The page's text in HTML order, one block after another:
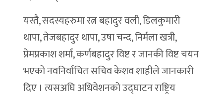
यस्तै, सदस्यहरुमा रत्न बहादुर वली, डिलकुमारी
थापा, तेजबहादुर थापा, उषा चन्द, निर्मला खत्री,
प्रेमप्रकाश शर्मा, कर्णबहादुर विष्ट र जानकी विष्ट चयन
भएको नवनिर्वाचित सचिव केशव शाहीले जानकारी
दिए । त्यसअघि अधिवेशनको उद्घाटन राष्ट्रिय